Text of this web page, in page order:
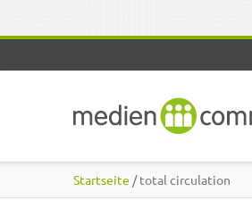
Startseite / total circulation